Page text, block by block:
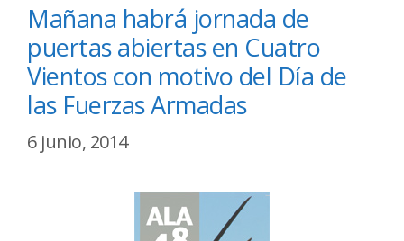
Mañana habrá jornada de
puertas abiertas en Cuatro
Vientos con motivo del Día de
las Fuerzas Armadas
6 junio, 2014